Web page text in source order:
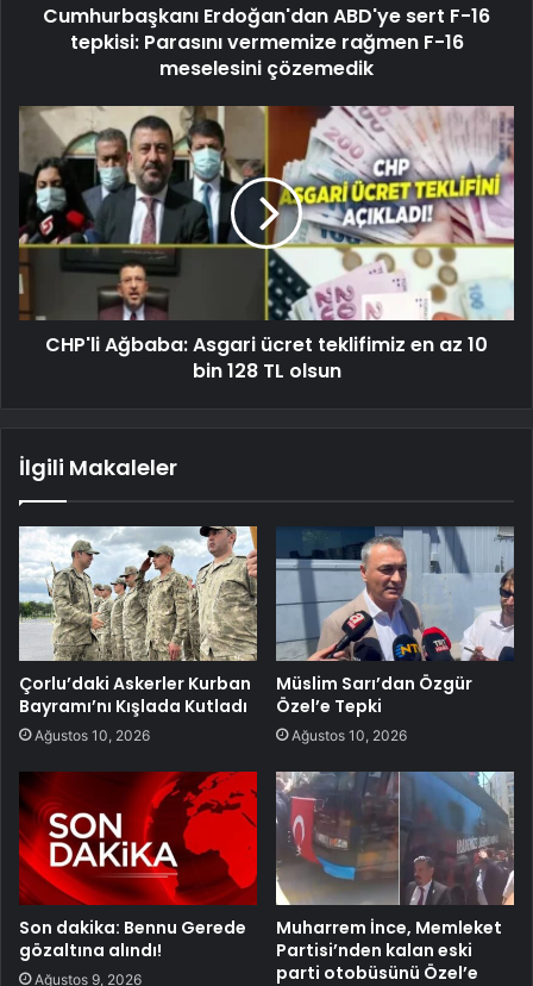
Cumhurbaşkanı Erdoğan'dan ABD'ye sert F-16
tepkisi: Parasını vermemize rağmen F-16
meselesini çözemedik
CHP'li Ağbaba: Asgari ücret teklifimiz en az 10
bin 128 TL olsun
İlgili Makaleler
Çorlu’daki Askerler Kurban
Bayramı’nı Kışlada Kutladı
Ağustos 10, 2026
Müslim Sarı’dan Özgür
Özel’e Tepki
Ağustos 10, 2026
Son dakika: Bennu Gerede
gözaltına alındı!
Ağustos 9, 2026
Muharrem İnce, Memleket
Partisi’nden kalan eski
parti otobüsünü Özel’e